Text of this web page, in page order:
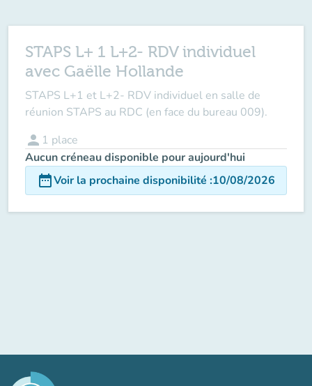
STAPS L+ 1 L+2- RDV individuel
avec Gaëlle Hollande
STAPS L+1 et L+2- RDV individuel en salle de
réunion STAPS au RDC (en face du bureau 009).
person 1 place
Aucun créneau disponible pour aujourd'hui
date_rangeVoir la prochaine disponibilité :10/08/2026